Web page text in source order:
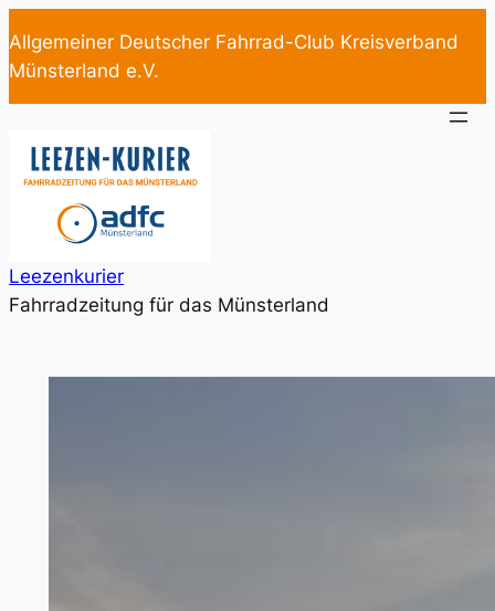
Inhalt
springen
Allgemeiner Deutscher Fahrrad-Club Kreisverband
Münsterland e.V.
Leezenkurier
Fahrradzeitung für das Münsterland